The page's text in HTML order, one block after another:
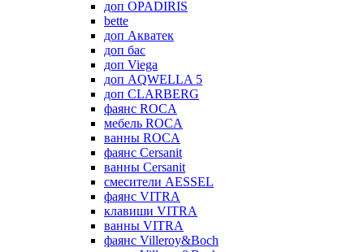
доп OPADIRIS
bette
доп Акватек
доп бас
доп Viega
доп AQWELLA 5
доп CLARBERG
фаянс ROCA
мебель ROCA
ванны ROCA
фаянс Cersanit
ванны Cersanit
смесители AESSEL
фаянс VITRA
клавиши VITRA
ванны VITRA
фаянс Villeroy&Boch